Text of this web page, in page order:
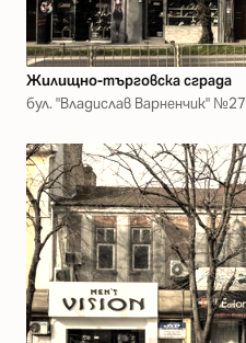
Жилищно-търговска сграда
бул. "Владислав Варненчик" №27